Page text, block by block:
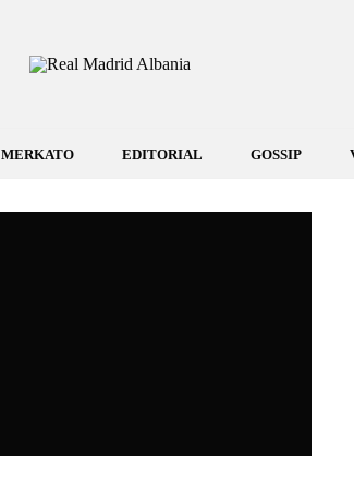
MERKATO EDITORIAL GOSSIP